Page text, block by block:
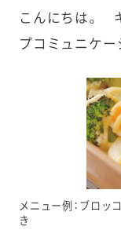
こんにちは。
プコミュニケー
メニュー例：ブロッ
き